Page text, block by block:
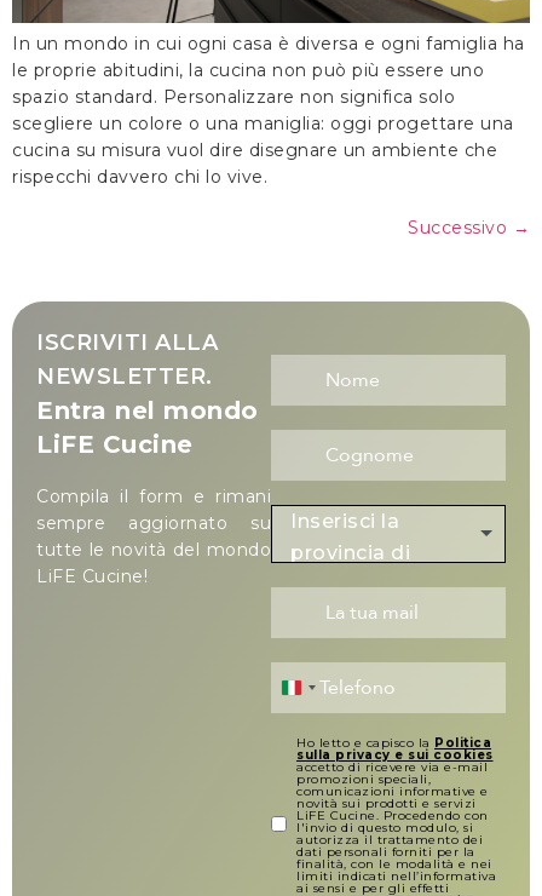
In un mondo in cui ogni casa è diversa e ogni famiglia ha
le proprie abitudini, la cucina non può più essere uno
spazio standard. Personalizzare non significa solo
scegliere un colore o una maniglia: oggi progettare una
cucina su misura vuol dire disegnare un ambiente che
rispecchi davvero chi lo vive.
Successivo →
ISCRIVITI ALLA
NEWSLETTER.
Entra nel mondo
LiFE Cucine
Compila il form e rimani
sempre aggiornato su
tutte le novità del mondo
LiFE Cucine!
Inserisci la
provincia di
residenza
Italy +39
Ho letto e capisco la Politica
sulla privacy e sui cookies
accetto di ricevere via e-mail
promozioni speciali,
comunicazioni informative e
novità sui prodotti e servizi
LiFE Cucine. Procedendo con
l'invio di questo modulo, si
autorizza il trattamento dei
dati personali forniti per la
finalità, con le modalità e nei
limiti indicati nell’informativa
ai sensi e per gli effetti